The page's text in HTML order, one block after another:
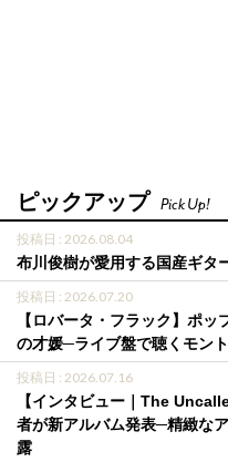
ピックアップ Pick Up!
投稿日 : 2026.08.04
布川俊樹が愛用する国産ギタ
投稿日 : 2026.07.20
【ロバータ・フラック】ポ
の才媛─ライブ盤で聴くモン
投稿日 : 2026.07.16
【インタビュー｜The
者が新アルバム発表─精緻な
露